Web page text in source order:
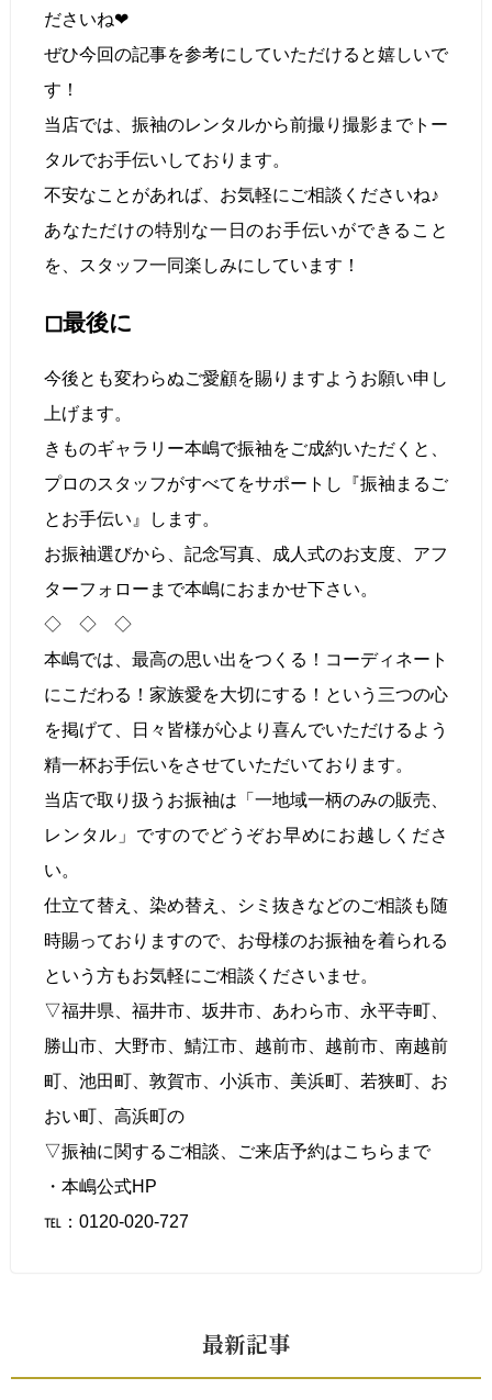
ださいね❤︎
ぜひ今回の記事を参考にしていただけると嬉しいで
す！
当店では、振袖のレンタルから前撮り撮影までトー
タルでお手伝いしております。
不安なことがあれば、お気軽にご相談くださいね♪
あなただけの特別な一日のお手伝いができること
を、スタッフ一同楽しみにしています！
◻︎最後に
今後とも変わらぬご愛顧を賜りますようお願い申し
上げます。
きものギャラリー本嶋で振袖をご成約いただくと、
プロのスタッフがすべてをサポートし『振袖まるご
とお手伝い』します。
お振袖選びから、記念写真、成人式のお支度、アフ
ターフォローまで本嶋におまかせ下さい。
◇ ◇ ◇
本嶋では、最高の思い出をつくる！コーディネート
にこだわる！家族愛を大切にする！という三つの心
を掲げて、日々皆様が心より喜んでいただけるよう
精一杯お手伝いをさせていただいております。
当店で取り扱うお振袖は「一地域一柄のみの販売、
レンタル」ですのでどうぞお早めにお越しくださ
い。
仕立て替え、染め替え、シミ抜きなどのご相談も随
時賜っておりますので、お母様のお振袖を着られる
という方もお気軽にご相談くださいませ。
▽福井県、福井市、坂井市、あわら市、永平寺町、
勝山市、大野市、鯖江市、越前市、越前市、南越前
町、池田町、敦賀市、小浜市、美浜町、若狭町、お
おい町、高浜町の
▽振袖に関するご相談、
ご来店予約はこちら まで
・本嶋公式HP
℡：0120-020-727
最新記事